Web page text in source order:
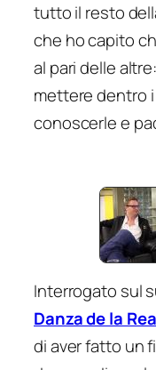
tutto il resto
che ho capito
al pari delle
mettere dentro
conoscerle e
Interrogato sul
Danza de la
di aver fatto un